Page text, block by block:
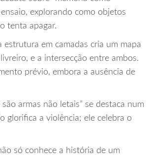
explorando como objetos
tenta apagar.
estrutura em camadas cria um mapa
e a intersecção entre ambos.
prévio, embora a ausência de
armas não letais” se destaca num
glorifica a violência; ele celebra o
só conhece a história de um